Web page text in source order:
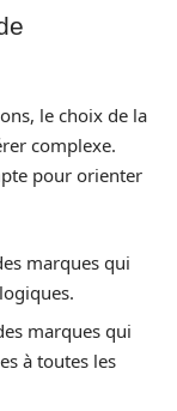
le choix de la
complexe.
pour orienter
marques qui
marques qui
à toutes les